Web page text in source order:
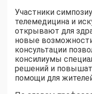
Участники
телемедицина и
открывают для
новые
консультации
консилиумы
решений и
помощи для